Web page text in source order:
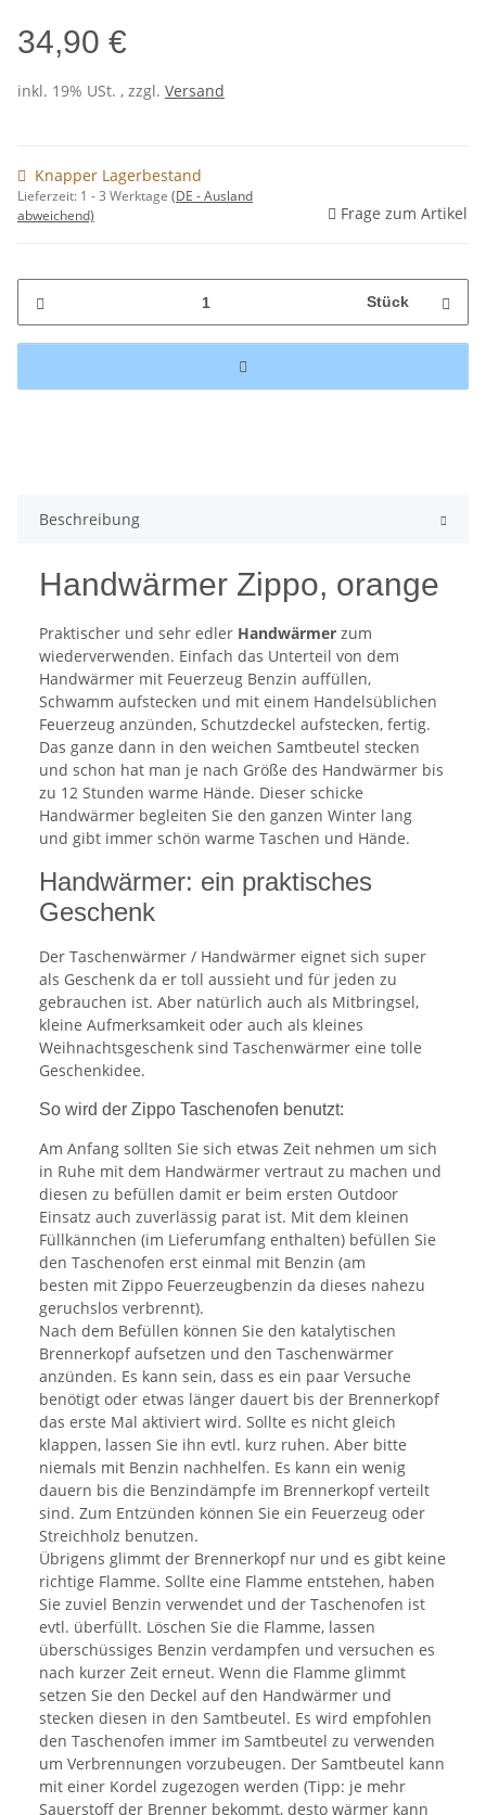
34,90 €
inkl. 19% USt. , zzgl. Versand
Knapper Lagerbestand
Lieferzeit: 1 - 3 Werktage (DE - Ausland
abweichend)
Frage zum Artikel
Stück
Beschreibung
Handwärmer Zippo, orange
Praktischer und sehr edler Handwärmer zum
wiederverwenden. Einfach das Unterteil von dem
Handwärmer mit Feuerzeug Benzin auffüllen,
Schwamm aufstecken und mit einem Handelsüblichen
Feuerzeug anzünden, Schutzdeckel aufstecken, fertig.
Das ganze dann in den weichen Samtbeutel stecken
und schon hat man je nach Größe des Handwärmer bis
zu 12 Stunden warme Hände. Dieser schicke
Handwärmer begleiten Sie den ganzen Winter lang
und gibt immer schön warme Taschen und Hände.
Handwärmer: ein praktisches
Geschenk
Der Taschenwärmer / Handwärmer eignet sich super
als Geschenk da er toll aussieht und für jeden zu
gebrauchen ist. Aber natürlich auch als Mitbringsel,
kleine Aufmerksamkeit oder auch als kleines
Weihnachtsgeschenk sind Taschenwärmer eine tolle
Geschenkidee.
So wird der Zippo Taschenofen benutzt:
Am Anfang sollten Sie sich etwas Zeit nehmen um sich
in Ruhe mit dem Handwärmer vertraut zu machen und
diesen zu befüllen damit er beim ersten Outdoor
Einsatz auch zuverlässig parat ist. Mit dem kleinen
Füllkännchen (im Lieferumfang enthalten) befüllen Sie
den Taschenofen erst einmal mit Benzin (am
besten mit Zippo Feuerzeugbenzin da dieses nahezu
geruchslos verbrennt).
Nach dem Befüllen können Sie den katalytischen
Brennerkopf aufsetzen und den Taschenwärmer
anzünden. Es kann sein, dass es ein paar Versuche
benötigt oder etwas länger dauert bis der Brennerkopf
das erste Mal aktiviert wird. Sollte es nicht gleich
klappen, lassen Sie ihn evtl. kurz ruhen. Aber bitte
niemals mit Benzin nachhelfen. Es kann ein wenig
dauern bis die Benzindämpfe im Brennerkopf verteilt
sind. Zum Entzünden können Sie ein Feuerzeug oder
Streichholz benutzen.
Übrigens glimmt der Brennerkopf nur und es gibt keine
richtige Flamme. Sollte eine Flamme entstehen, haben
Sie zuviel Benzin verwendet und der Taschenofen ist
evtl. überfüllt. Löschen Sie die Flamme, lassen
überschüssiges Benzin verdampfen und versuchen es
nach kurzer Zeit erneut. Wenn die Flamme glimmt
setzen Sie den Deckel auf den Handwärmer und
stecken diesen in den Samtbeutel. Es wird empfohlen
den Taschenofen immer im Samtbeutel zu verwenden
um Verbrennungen vorzubeugen. Der Samtbeutel kann
mit einer Kordel zugezogen werden (Tipp: je mehr
Sauerstoff der Brenner bekommt, desto wärmer kann